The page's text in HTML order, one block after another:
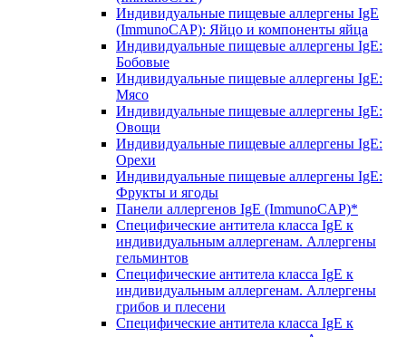
Индивидуальные пищевые аллергены IgE
(ImmunoCAP): Яйцо и компоненты яйца
Индивидуальные пищевые аллергены IgE:
Бобовые
Индивидуальные пищевые аллергены IgE:
Мясо
Индивидуальные пищевые аллергены IgE:
Овощи
Индивидуальные пищевые аллергены IgE:
Орехи
Индивидуальные пищевые аллергены IgE:
Фрукты и ягоды
Панели аллергенов IgE (ImmunoCAP)*
Специфические антитела класса IgE к
индивидуальным аллергенам. Аллергены
гельминтов
Специфические антитела класса IgE к
индивидуальным аллергенам. Аллергены
грибов и плесени
Специфические антитела класса IgE к